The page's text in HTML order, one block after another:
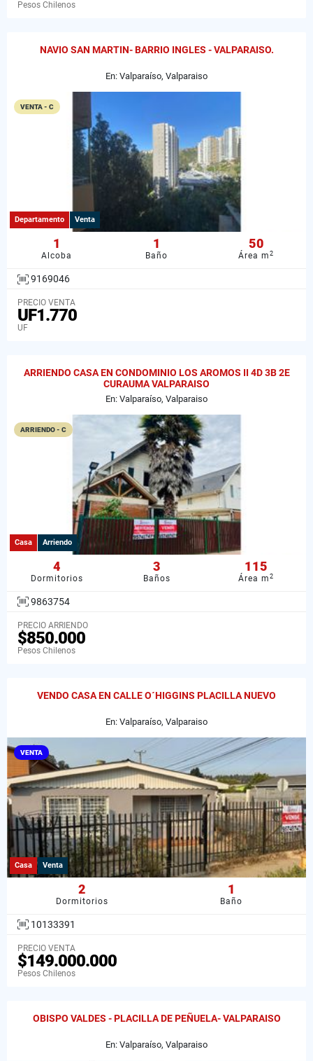
Pesos Chilenos
NAVIO SAN MARTIN- BARRIO INGLES - VALPARAISO.
En: Valparaíso, Valparaiso
VENTA - C
Departamento Venta
1
Alcoba
1
Baño
50
Área m2
9169046
PRECIO VENTA
UF1.770
UF
ARRIENDO CASA EN CONDOMINIO LOS AROMOS II 4D 3B 2E
CURAUMA VALPARAISO
En: Valparaíso, Valparaiso
ARRIENDO - C
Casa Arriendo
4
Dormitorios
3
Baños
115
Área m2
9863754
PRECIO ARRIENDO
$850.000
Pesos Chilenos
VENDO CASA EN CALLE O´HIGGINS PLACILLA NUEVO
En: Valparaíso, Valparaiso
VENTA
Casa Venta
2
Dormitorios
1
Baño
10133391
PRECIO VENTA
$149.000.000
Pesos Chilenos
OBISPO VALDES - PLACILLA DE PEÑUELA- VALPARAISO
En: Valparaíso, Valparaiso